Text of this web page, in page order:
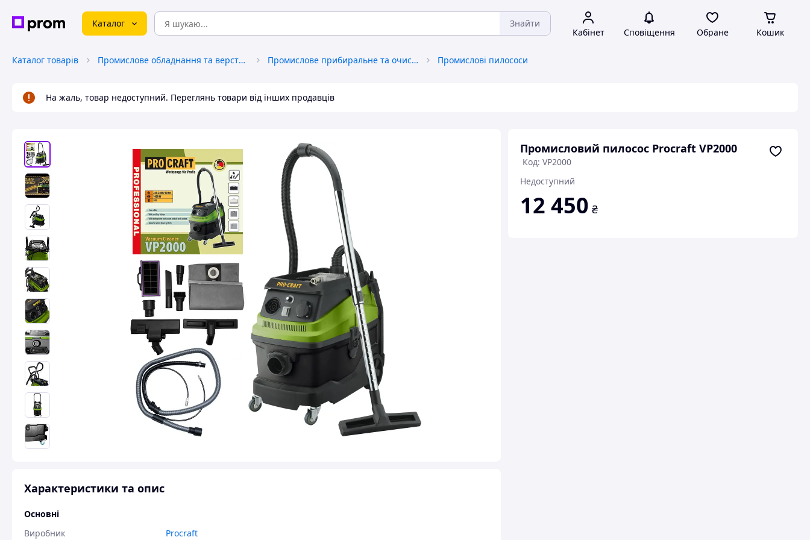
Каталог Знайти
Кабінет Сповіщення Обране Кошик
Каталог товарів Промислове обладнання та верстати Промислове прибиральне та очисне обладнання Промислові пилососи
На жаль, товар недоступний. Переглянь товари від інших продавців
Промисловий пилосос Procraft VP2000
Код: VP2000
Недоступний
12 450 ₴
Характеристики та опис
Основні
Виробник
Procraft